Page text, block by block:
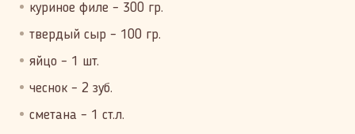
куриное филе – 300 гр.
твердый сыр – 100 гр.
яйцо – 1 шт.
чеснок – 2 зуб.
сметана – 1 ст.л.